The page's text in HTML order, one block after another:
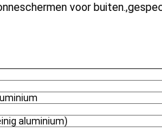
voor buiten.,
aluminium)